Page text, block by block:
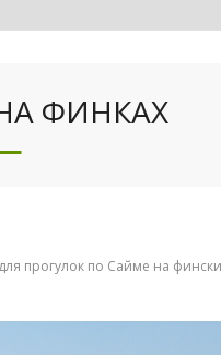
ФИНКАХ
прогулок по Сайме на